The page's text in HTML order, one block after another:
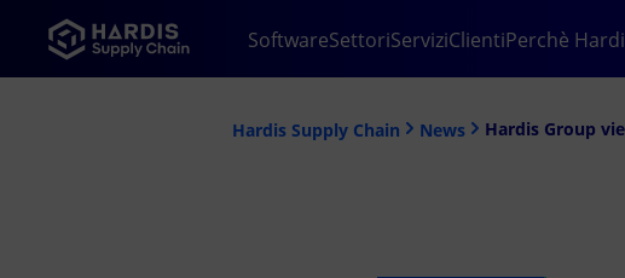
SoftwareSettoriServiziClientiPerchè
Hardis Supply Chain News